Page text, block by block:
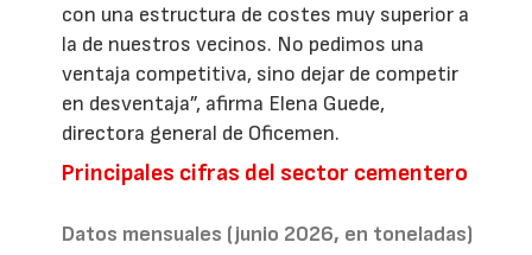
con una estructura de costes muy superior a
la de nuestros vecinos. No pedimos una
ventaja competitiva, sino dejar de competir
en desventaja”, afirma Elena Guede,
directora general de Oficemen.
Principales cifras del sector cementero
Datos mensuales (junio 2026, en toneladas)